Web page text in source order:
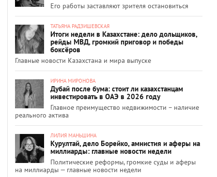
Его работы заставляют зрителя остановиться
ТАТЬЯНА РАДЗИШЕВСКАЯ
Итоги недели в Казахстане: дело дольщиков,
рейды МВД, громкий приговор и победы
боксёров
Главные новости Казахстана и мира выпуске
ИРИНА МИРОНОВА
Дубай после бума: стоит ли казахстанцам
инвестировать в ОАЭ в 2026 году
Главное преимущество недвижимости – наличие
реального актива
ЛИЛИЯ МАНЬШИНА
Курултай, дело Борейко, амнистия и аферы на
миллиарды: главные новости недели
Политические реформы, громкие суды и аферы
на миллиарды — главные новости недели